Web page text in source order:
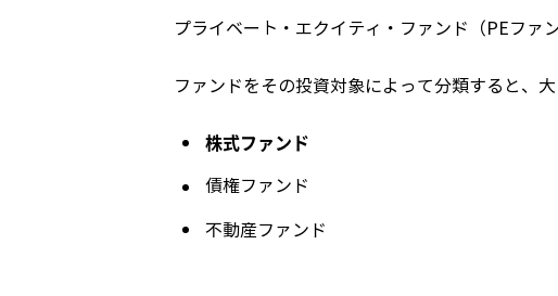
プライベート・エクイティ・ファンド（PEファ
ファンドをその投資対象によって分類すると、
株式ファンド
債権ファンド
不動産ファンド